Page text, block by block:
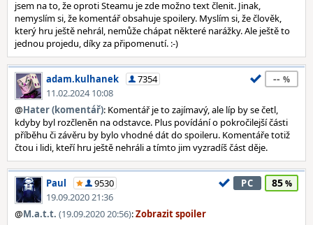
jsem na to, že oproti Steamu je zde možno text členit. Jinak,
nemyslím si, že komentář obsahuje spoilery. Myslím si, že člověk,
který hru ještě nehrál, nemůže chápat některé narážky. Ale ještě to
jednou projedu, díky za připomenutí. :-)
adam.kulhanek
7354
11.02.2024 10:08
--
@Hater (komentář): Komentář je to zajímavý, ale líp by se četl,
kdyby byl rozčleněn na odstavce. Plus povídání o pokročilejší části
příběhu či závěru by bylo vhodné dát do spoileru. Komentáře totiž
čtou i lidi, kteří hru ještě nehráli a tímto jim vyzradíš část děje.
Paul
9530
19.09.2020 21:36
PC 85
@M.a.t.t. (19.09.2020 20:56):